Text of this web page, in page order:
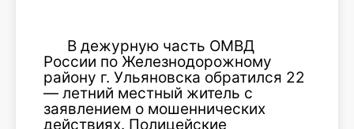
В дежурную часть ОМВД
России по Железнодорожному
району г. Ульяновска обратился 22
— летний местный житель с
заявлением о мошеннических
действиях. Полицейские